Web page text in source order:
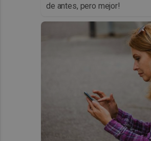
de antes, pero mejor!